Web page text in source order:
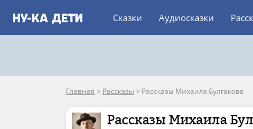
Сказки Аудиосказки
Главная > Рассказы > Рассказы Михаила Булгакова
Рассказы Михаила